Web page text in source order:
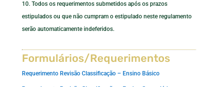
Todos os requerimentos submetidos após os prazos
estipulados ou que não cumpram o estipulado neste regulamento
serão automaticamente indeferidos.
Formulários/Requerimentos
Requerimento Revisão Classificação – Ensino Básico